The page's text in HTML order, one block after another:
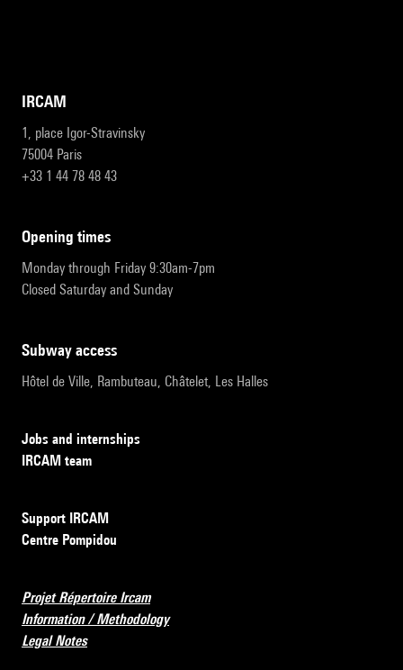
IRCAM
1, place Igor-Stravinsky
75004 Paris
+33 1 44 78 48 43
opening times
Monday through Friday 9:30am-7pm
Closed Saturday and Sunday
subway access
Hôtel de Ville, Rambuteau, Châtelet, Les Halles
Jobs and internships
IRCAM team
Support IRCAM
Centre Pompidou
Projet Répertoire Ircam
Information / Methodology
Legal Notes